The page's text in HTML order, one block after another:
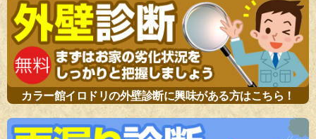
カラー館イロドリの外壁診断に興味がある方はこちら！